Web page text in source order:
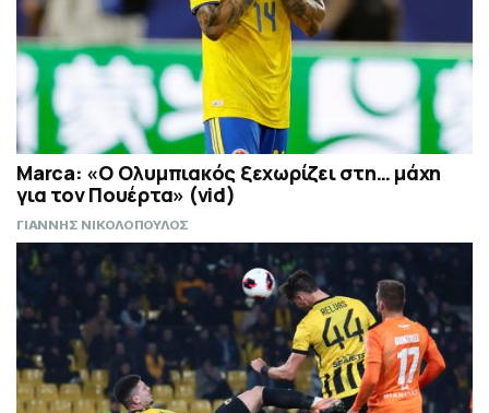
Marca: «Ο Ολυμπιακός ξεχωρίζει στη… μάχη
για τον Πουέρτα» (vid)
ΓΙΑΝΝΗΣ ΝΙΚΟΛΟΠΟΥΛΟΣ